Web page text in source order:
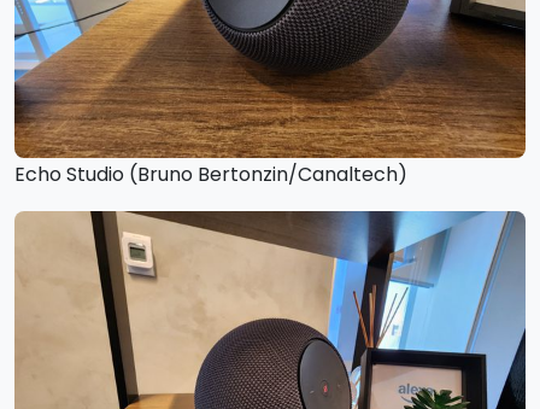
Echo Studio (Bruno Bertonzin/Canaltech)